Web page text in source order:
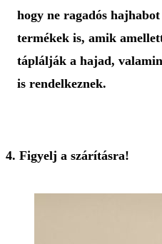
hogy ne ragadós
termékek is, amik
táplálják a hajad,
is rendelkeznek.
4. Figyelj a szárításra!